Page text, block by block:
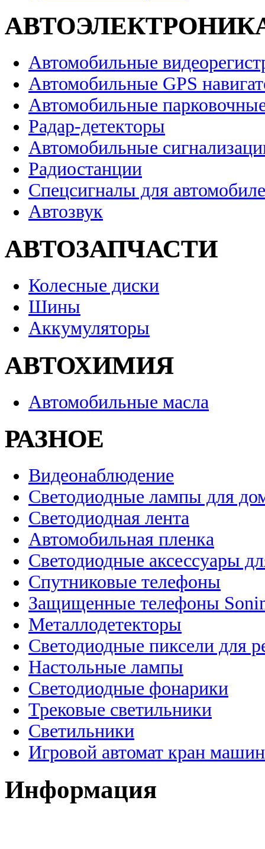
Автомобильные
Автомобильные GPS
Автомобильные
Радар-детекторы
Автомобильные
Радиостанции
Спецсигналы для
Автозвук
АВТОЗАПЧАСТИ
Колесные диски
Шины
Аккумуляторы
АВТОХИМИЯ
Автомобильные масла
РАЗНОЕ
Видеонаблюдение
Светодиодные лампы для
Светодиодная лента
Автомобильная пленка
Светодиодные аксессуары
Спутниковые телефоны
Защищенные телефоны
Металлодетекторы
Светодиодные пиксели для
Настольные лампы
Светодиодные фонарики
Трековые светильники
Светильники
Игровой автомат кран
Информация